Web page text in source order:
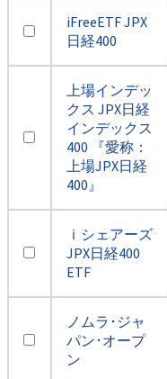
iFreeETF JPX
日経400
上場インデッ
クス JPX日経
インデックス
400 『愛称：
上場JPX日経
400』
ｉシェアーズ
JPX日経400
ETF
ノムラ･ジャ
パン･オープ
ン